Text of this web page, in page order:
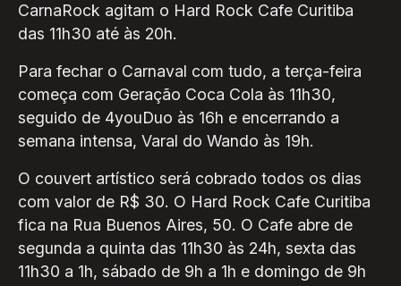
CarnaRock agitam o Hard Rock Cafe Curitiba
das 11h30 até às 20h.
Para fechar o Carnaval com tudo, a terça-feira
começa com Geração Coca Cola às 11h30,
seguido de 4youDuo às 16h e encerrando a
semana intensa, Varal do Wando às 19h.
O couvert artístico será cobrado todos os dias
com valor de R$ 30. O Hard Rock Cafe Curitiba
fica na Rua Buenos Aires, 50. O Cafe abre de
segunda a quinta das 11h30 às 24h, sexta das
11h30 a 1h, sábado de 9h a 1h e domingo de 9h